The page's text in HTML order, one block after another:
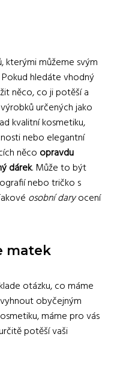
kterými můžeme svým
Pokud hledáte vhodný
něco, co ji potěší a
určených jako
kvalitní kosmetiku,
nebo elegantní
něco opravdu
dárek. Může to být
nebo tričko s
osobní daryocení
matek
otázku, co máme
obyčejným
máme pro vás
potěší vaši